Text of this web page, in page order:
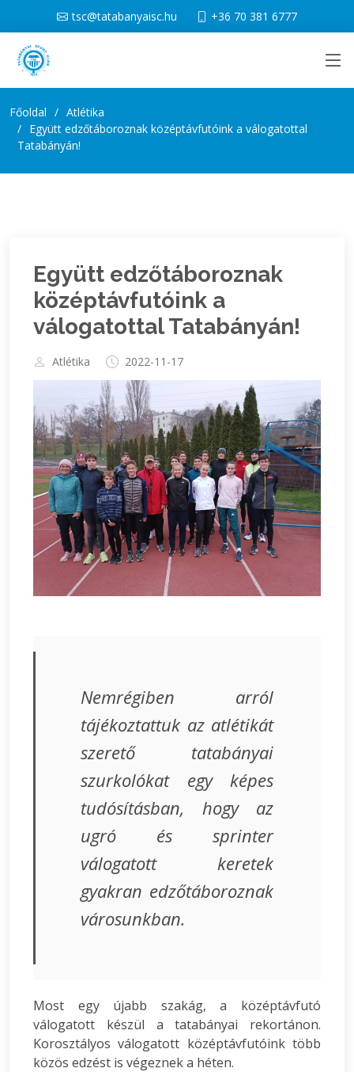
tsc@tatabanyaisc.hu +36 70 381 6777
Főoldal
Atlétika
Együtt edzőtáboroznak középtávfutóink a válogatottal
Tatabányán!
Együtt edzőtáboroznak
középtávfutóink a
válogatottal Tatabányán!
Atlétika 2022-11-17
Nemrégiben arról
tájékoztattuk az atlétikát
szerető tatabányai
szurkolókat egy képes
tudósításban, hogy az
ugró és sprinter
válogatott keretek
gyakran edzőtáboroznak
városunkban.
Most egy újabb szakág, a középtávfutó
válogatott készül a tatabányai rekortánon.
Korosztályos válogatott középtávfutóink több
közös edzést is végeznek a héten.